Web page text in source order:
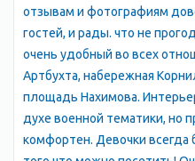
города Челтер-Мармара из
рейсовым автобусом 40 или
остановки 5 км балаклавского
Расписание движения
Жилье в Севастополе
Пансионаты и гостиницы
странице Пансионаты.
отзывам и фотографиям
гостей, и рады. что не
очень удобный во всех
Артбухта, набережная
площадь Нахимова.
духе военной тематики, но
комфортен. Девочки